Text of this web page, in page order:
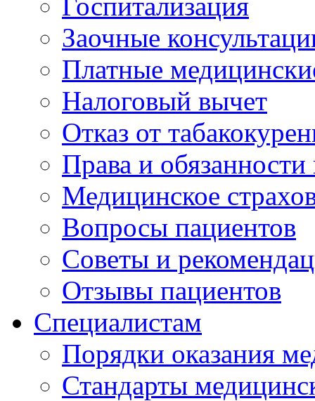
Заочные
Платные
Налоговый вычет
Отказ от
Права и
Медицинское
Вопросы пациентов
Советы и
Отзывы пациентов
Специалистам
Порядки оказания
Стандарты